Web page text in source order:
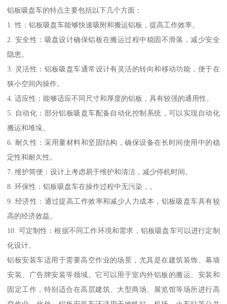
铝板吸盘车的特点主要包括以下几个方面：
1. 性：铝板吸盘车能够快速吸附和搬运铝板，提高工作效率。
2. 安全性：吸盘设计确保铝板在搬运过程中稳固不滑落，减少安全
隐患。
3. 灵活性：铝板吸盘车通常设计有灵活的转向和移动功能，便于在
狭小空间内操作。
4. 适应性：能够适应不同尺寸和厚度的铝板，具有较强的通用性。
5. 自动化：部分铝板吸盘车配备自动化控制系统，可以实现自动化
搬运和堆垛。
6. 耐久性：采用量材料和坚固结构，确保设备在长时间使用中的稳
定性和耐久性。
7. 维护简便：设计上考虑易于维护和清洁，减少停机时间。
8. 环保性：铝板吸盘车在操作过程中无污染，。
9. 经济性：通过提高工作效率和减少人力成本，铝板吸盘车具有较
高的经济效益。
10. 可定制性：根据不同工作环境和需求，铝板吸盘车可以进行定制
化设计。
铝板安装车适用于需要高空作业的场景，尤其是在建筑装饰、幕墙
安装、广告牌安装等领域。它可以用于室内外铝板的搬运、安装和
固定工作，特别适合在高层建筑、大型商场、展览馆等场所进行高